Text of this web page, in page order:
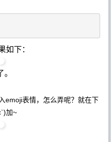
如下：
emoji表情，怎么弄呢？就在下
加~